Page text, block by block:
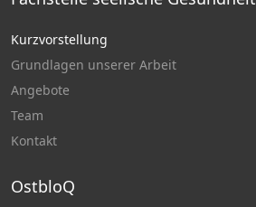
Kurzvorstellung
Grundlagen unserer Arbeit
Angebote
Team
Kontakt
OstbloQ